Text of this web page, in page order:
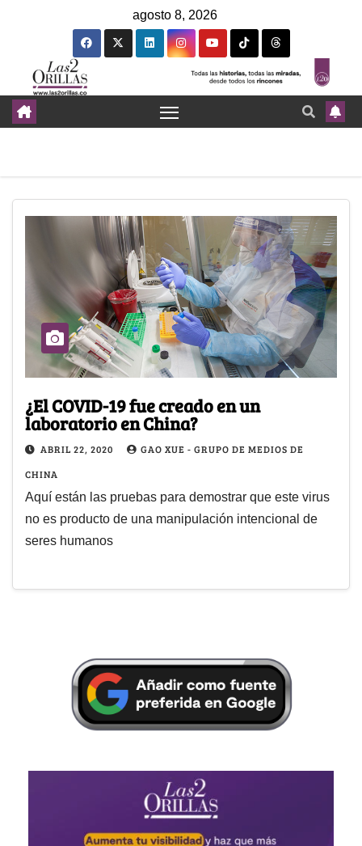
agosto 8, 2026
¿El COVID-19 fue creado en un
laboratorio en China?
ABRIL 22, 2020
GAO XUE - GRUPO DE MEDIOS DE
CHINA
Aquí están las pruebas para demostrar que este virus
no es producto de una manipulación intencional de
seres humanos